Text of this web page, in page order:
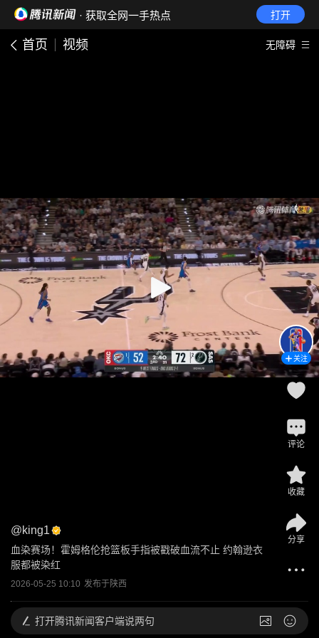
· 获取全网一手热点 打开
首页 视频 无障碍
@king1
血染赛场！霍姆格伦抢篮板手指被戳破血流不止 约翰逊衣
服都被染红
2026-05-25 10:10 发布于陕西
关注
评论
收藏
分享
打开腾讯新闻客户端说两句